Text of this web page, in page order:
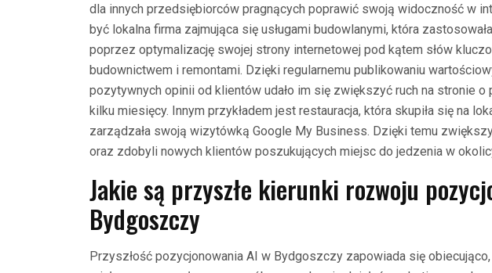
dla innych przedsiębiorców pragnących poprawić swoją widoczność w
być lokalna firma zajmująca się usługami budowlanymi, która
poprzez optymalizację swojej strony internetowej pod kątem słów
budownictwem i remontami. Dzięki regularnemu publikowaniu
pozytywnych opinii od klientów udało im się zwiększyć ruch na stronie o
kilku miesięcy. Innym przykładem jest restauracja, która skupiła się na
zarządzała swoją wizytówką Google My Business. Dzięki temu
oraz zdobyli nowych klientów poszukujących miejsc do jedzenia w
Jakie są przyszłe kierunki rozwoju
Bydgoszczy
Przyszłość pozycjonowania AI w Bydgoszczy zapowiada się